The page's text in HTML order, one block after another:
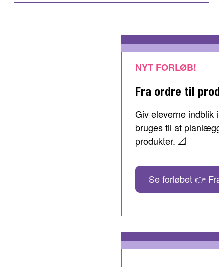
NYT FORLØB!
Fra ordre til
Giv eleverne indblik
bruges til at
produkter. 📐
Se forløbet 👉